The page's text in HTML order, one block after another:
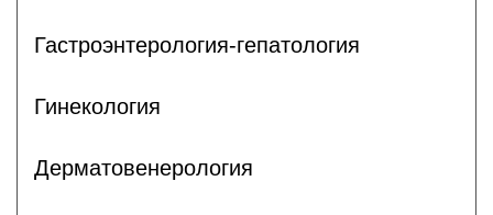
Гастроэнтерология-гепатология
Гинекология
Дерматовенерология